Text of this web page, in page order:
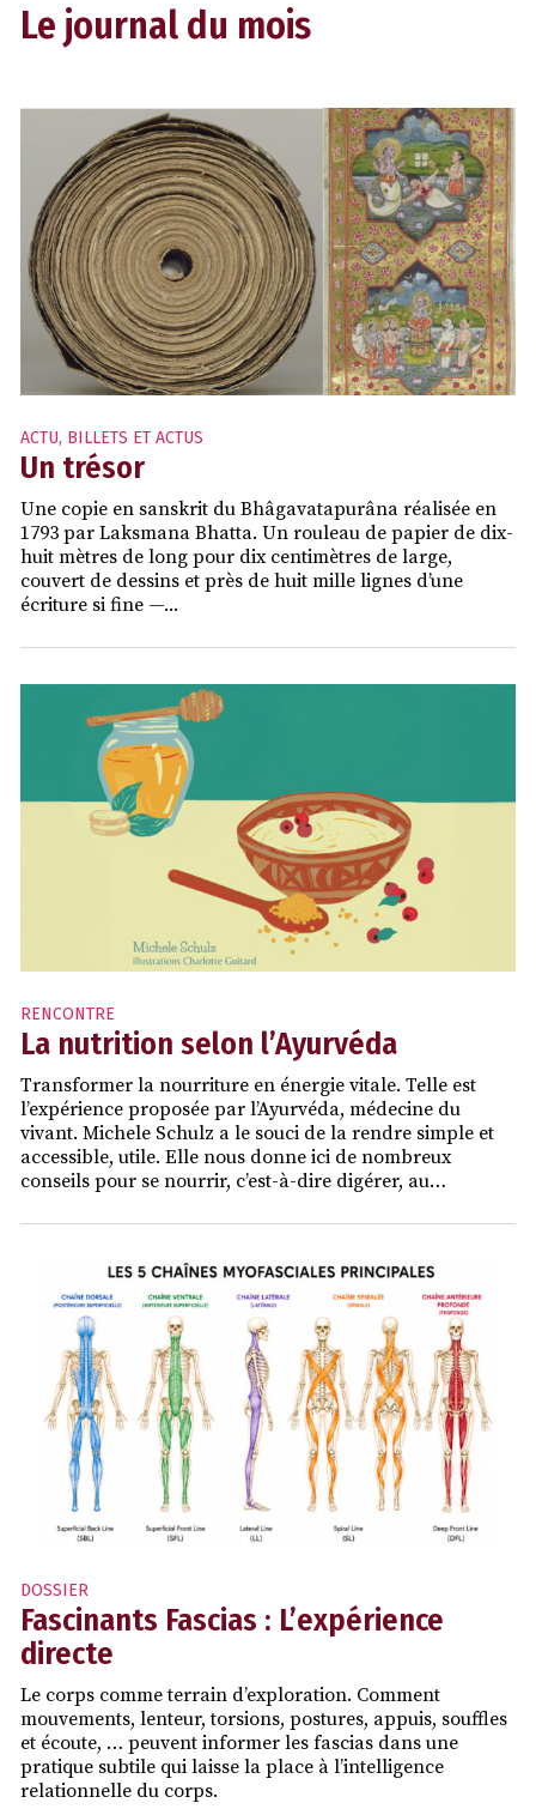
Le journal du mois
ACTU, BILLETS ET ACTUS
Un trésor
Une copie en sanskrit du Bhâgavatapurâna réalisée en
1793 par Laksmana Bhatta. Un rouleau de papier de dix-
huit mètres de long pour dix centimètres de large,
couvert de dessins et près de huit mille lignes d’une
écriture si fine —...
RENCONTRE
La nutrition selon l’Ayurvéda
Transformer la nourriture en énergie vitale. Telle est
l’expérience proposée par l’Ayurvéda, médecine du
vivant. Michele Schulz a le souci de la rendre simple et
accessible, utile. Elle nous donne ici de nombreux
conseils pour se nourrir, c’est-à-dire digérer, au…
DOSSIER
Fascinants Fascias : L’expérience
directe
Le corps comme terrain d’exploration. Comment
mouvements, lenteur, torsions, postures, appuis, souffles
et écoute, … peuvent informer les fascias dans une
pratique subtile qui laisse la place à l’intelligence
relationnelle du corps.